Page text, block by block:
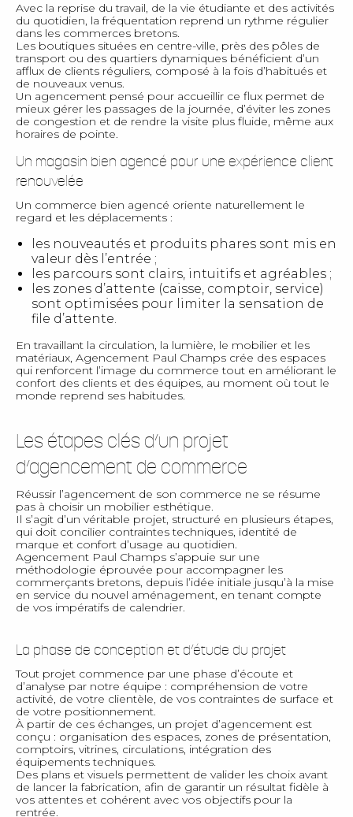
Avec la reprise du travail, de la vie étudiante et des activités
du quotidien, la fréquentation reprend un rythme régulier
dans les commerces bretons.
Les boutiques situées en centre-ville, près des pôles de
transport ou des quartiers dynamiques bénéficient d’un
afflux de clients réguliers, composé à la fois d’habitués et
de nouveaux venus.
Un agencement pensé pour accueillir ce flux permet de
mieux gérer les passages de la journée, d’éviter les zones
de congestion et de rendre la visite plus fluide, même aux
horaires de pointe.
Un magasin bien agencé pour une expérience client
renouvelée
Un commerce bien agencé oriente naturellement le
regard et les déplacements :
les nouveautés et produits phares sont mis en
valeur dès l’entrée ;
les parcours sont clairs, intuitifs et agréables ;
les zones d’attente (caisse, comptoir, service)
sont optimisées pour limiter la sensation de
file d’attente.
En travaillant la circulation, la lumière, le mobilier et les
matériaux, Agencement Paul Champs crée des espaces
qui renforcent l’image du commerce tout en améliorant le
confort des clients et des équipes, au moment où tout le
monde reprend ses habitudes.
Les étapes clés d’un projet
d’agencement de commerce
Réussir l’agencement de son commerce ne se résume
pas à choisir un mobilier esthétique.
Il s’agit d’un véritable projet, structuré en plusieurs étapes,
qui doit concilier contraintes techniques, identité de
marque et confort d’usage au quotidien.
Agencement Paul Champs s’appuie sur une
méthodologie éprouvée pour accompagner les
commerçants bretons, depuis l’idée initiale jusqu’à la mise
en service du nouvel aménagement, en tenant compte
de vos impératifs de calendrier.
La phase de conception et d’étude du projet
Tout projet commence par une phase d’écoute et
d’analyse par notre équipe : compréhension de votre
activité, de votre clientèle, de vos contraintes de surface et
de votre positionnement.
À partir de ces échanges, un projet d’agencement est
conçu : organisation des espaces, zones de présentation,
comptoirs, vitrines, circulations, intégration des
équipements techniques.
Des plans et visuels permettent de valider les choix avant
de lancer la fabrication, afin de garantir un résultat fidèle à
vos attentes et cohérent avec vos objectifs pour la
rentrée.